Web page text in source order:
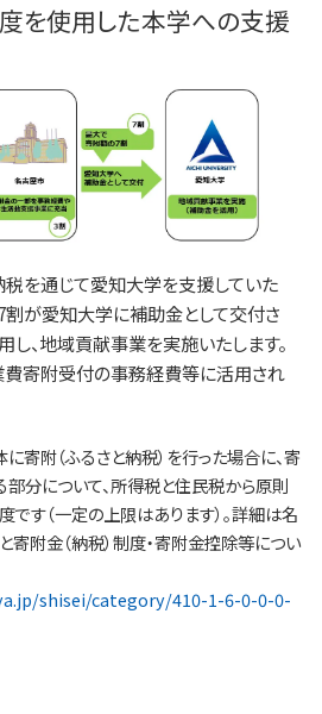
を使用した本学への支援
を通じて愛知大学を支援していた
割が愛知大学に補助金として交付さ
し、地域貢献事業を実施いたします。
寄附受付の事務経費等に活用され
寄附（ふるさと納税）を行った場合に、寄
分について、所得税と住民税から原則
です（一定の上限はあります）。詳細は名
寄附金（納税）制度・寄附金控除等につい
shisei/category/410-1-6-0-0-0-